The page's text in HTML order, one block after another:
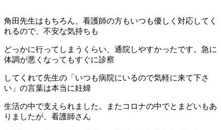
角田先生はもちろん、看護師の方もいつも優しく対応してく
れるので、不安な気持ちも
どっかに行ってしまうくらい、通院しやすかったです。急に
体調が悪くなってもすぐに診察
してくれて先生の「いつも病院にいるので気軽に来て下さ
い」の言葉は本当に妊婦
生活の中で支えられました。またコロナの中でとまどいもあ
りましたが、看護師さん